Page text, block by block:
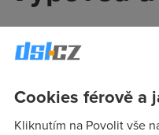
GTS me nechcou pustit!
Cookies férově a
Kliknutím na Povolit vše